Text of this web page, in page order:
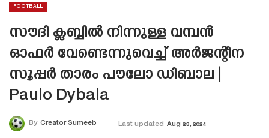
FOOTBALL
സൗദി ക്ലബ്ബിൽ നിന്നുള്ള വമ്പൻ
ഓഫർ വേണ്ടെന്നുവെച്ച് അർജന്റീന
സൂപ്പർ താരം പൗലോ ഡിബാല |
Paulo Dybala
By Creator Sumeeb Last updated Aug 23, 2024